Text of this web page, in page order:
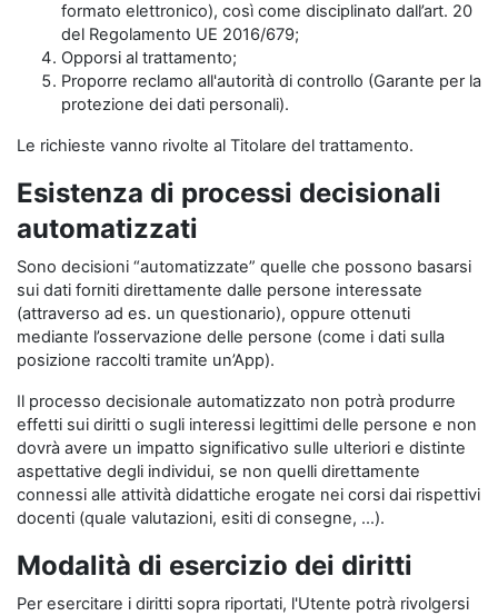
formato elettronico), così come disciplinato dall’art. 20
del Regolamento UE 2016/679;
Opporsi al trattamento;
Proporre reclamo all'autorità di controllo (Garante per la
protezione dei dati personali).
Le richieste vanno rivolte al Titolare del trattamento.
Esistenza di processi decisionali
automatizzati
Sono decisioni “automatizzate” quelle che possono basarsi
sui dati forniti direttamente dalle persone interessate
(attraverso ad es. un questionario), oppure ottenuti
mediante l’osservazione delle persone (come i dati sulla
posizione raccolti tramite un’App).
Il processo decisionale automatizzato non potrà produrre
effetti sui diritti o sugli interessi legittimi delle persone e non
dovrà avere un impatto significativo sulle ulteriori e distinte
aspettative degli individui, se non quelli direttamente
connessi alle attività didattiche erogate nei corsi dai rispettivi
docenti (quale valutazioni, esiti di consegne, …).
Modalità di esercizio dei diritti
Per esercitare i diritti sopra riportati, l'Utente potrà rivolgersi